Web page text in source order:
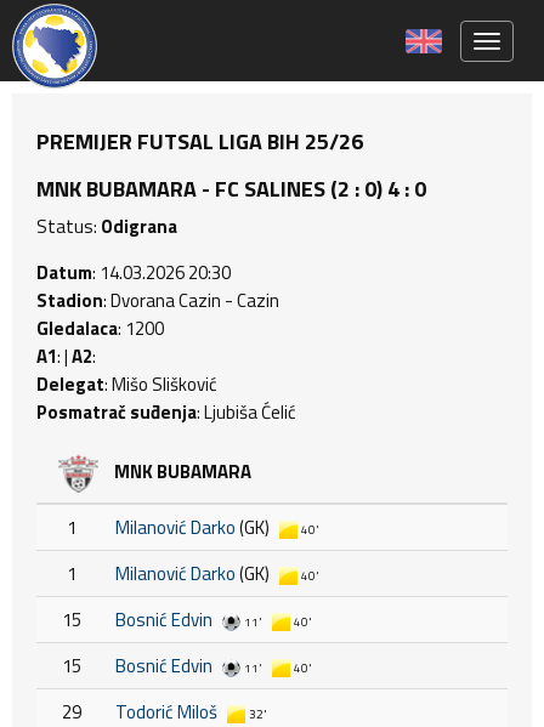
PREMIJER FUTSAL LIGA BIH 25/26
MNK BUBAMARA - FC SALINES (2 : 0) 4 : 0
Status: Odigrana
Datum: 14.03.2026 20:30
Stadion: Dvorana Cazin - Cazin
Gledalaca: 1200
A1: |A2:
Delegat: Mišo Slišković
Posmatrač suđenja: Ljubiša Ćelić
MNK BUBAMARA
1 Milanović Darko(GK) 40'
1 Milanović Darko(GK) 40'
15 Bosnić Edvin 11' 40'
15 Bosnić Edvin 11' 40'
29 Todorić Miloš 32'